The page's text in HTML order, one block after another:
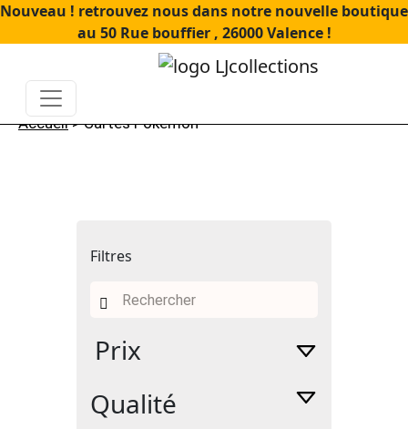
Nouveau ! retrouvez nous dans notre nouvelle boutique
au 50 Rue bouffier , 26000 Valence !
Accueil> Cartes Pokémon
Filtres
Recherche
Prix
Qualité